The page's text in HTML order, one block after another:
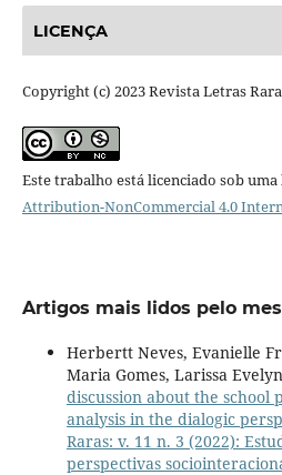
LICENÇA
Copyright (c) 2023 Revista Letras
Este trabalho está licenciado sob uma
Attribution-NonCommercial 4.0
Artigos mais lidos pelo
Herbertt Neves, Evanielle
Maria Gomes, Larissa
discussion about the school
analysis in the dialogic
Raras: v. 11 n. 3 (2022):
perspectivas